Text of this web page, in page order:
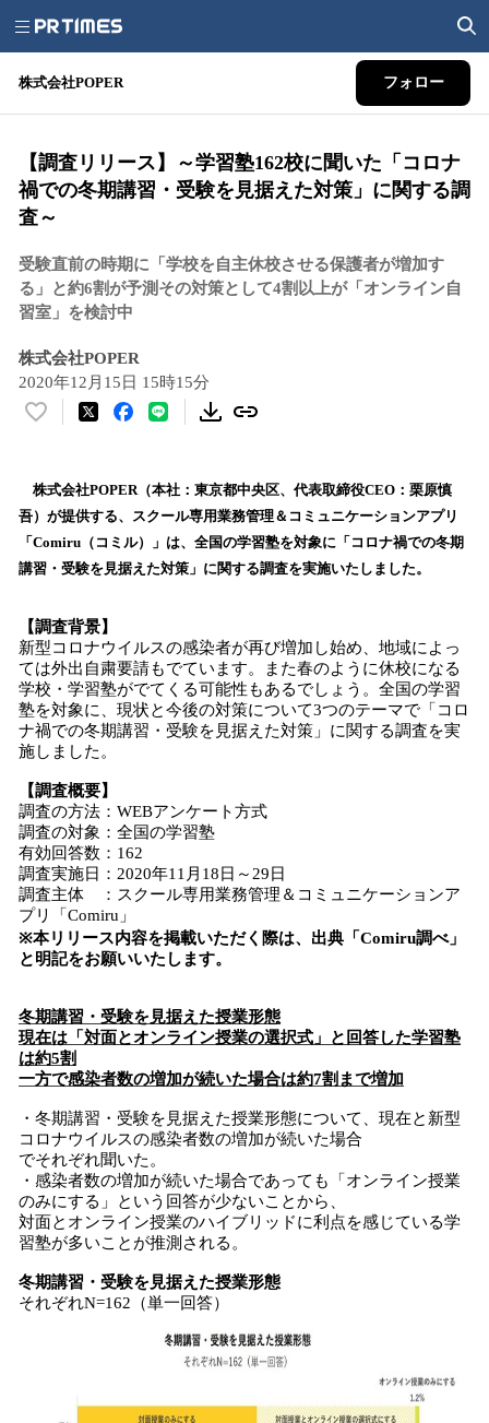
株式会社POPER フォロー
【調査リリース】～学習塾162校に聞いた「コロナ
禍での冬期講習・受験を見据えた対策」に関する調
査～
受験直前の時期に「学校を自主休校させる保護者が増加す
る」と約6割が予測その対策として4割以上が「オンライン自
習室」を検討中
株式会社POPER
2020年12月15日 15時15分
い
！
数
を
読
み
中
で
す
株式会社POPER（本社：東京都中央区、代表取締役CEO：栗原慎
吾）が提供する、スクール専用業務管理＆コミュニケーションアプリ
「Comiru（コミル）」は、全国の学習塾を対象に「コロナ禍での冬期
講習・受験を見据えた対策」に関する調査を実施いたしました。
【調査背景】
新型コロナウイルスの感染者が再び増加し始め、地域によっ
ては外出自粛要請もでています。また春のように休校になる
学校・学習塾がでてくる可能性もあるでしょう。全国の学習
塾を対象に、現状と今後の対策について3つのテーマで「コロ
ナ禍での冬期講習・受験を見据えた対策」に関する調査を実
施しました。
【調査概要】
調査の方法：WEBアンケート方式
調査の対象：全国の学習塾
有効回答数：162
調査実施日：2020年11月18日～29日
調査主体 ：スクール専用業務管理＆コミュニケーションア
プリ「Comiru」
※本リリース内容を掲載いただく際は、出典「Comiru調べ」
と明記をお願いいたします。
冬期講習・受験を見据えた授業形態
現在は 「対面とオンライン授業の選択式」と回答した学習塾
は約5割
一方で感染者数の増加が続いた場合は約7割 まで増加
・冬期講習・受験を見据えた授業形態について、現在と新型
コロナウイルスの感染者数の増加が続いた場合
でそれぞれ聞いた。
・感染者数の増加が続いた場合であっても「オンライン授業
のみにする」という回答が少ないことから、
対面とオンライン授業のハイブリッドに利点を感じている学
習塾が多いことが推測される。
冬期講習・受験を見据えた授業形態
それぞれN=162（単一回答）